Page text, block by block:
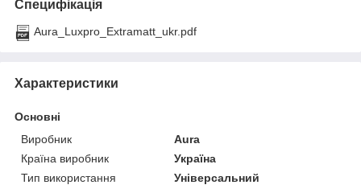
Специфікація
Aura_Luxpro_Extramatt_ukr.pdf
Характеристики
Основні
Виробник
Aura
Країна виробник
Україна
Тип використання
Універсальний